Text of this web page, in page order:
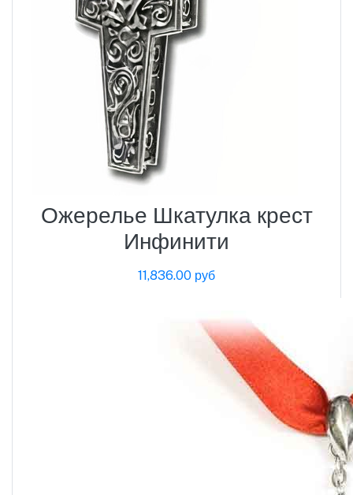
Ожерелье Шкатулка крест
Инфинити
11,836.00 руб